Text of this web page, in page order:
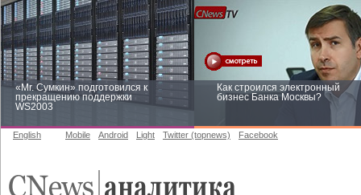
«Mr. Сумкин» подготовился к
прекращению поддержки
WS2003
Как строился электронный
бизнес Банка Москвы?
English Mobile Android Light Twitter (topnews) Facebook